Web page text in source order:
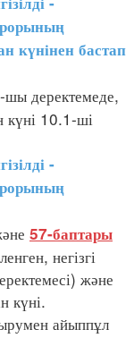
күнінен бастап
деректемеде,
күні 10.1-ші
-
57-баптары
негізгі
және
күні.
айыппұл